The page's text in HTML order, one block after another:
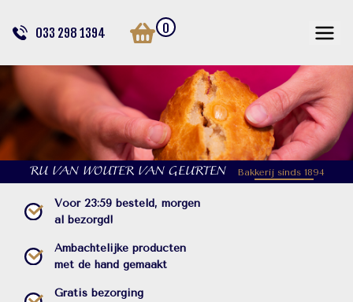
033 298 1394 0
RU VAN WOUTER VAN GEURTEN Bakkerij sinds 1894
Voor 23:59 besteld, morgen
al bezorgd!
Ambachtelijke producten
met de hand gemaakt
Gratis bezorging